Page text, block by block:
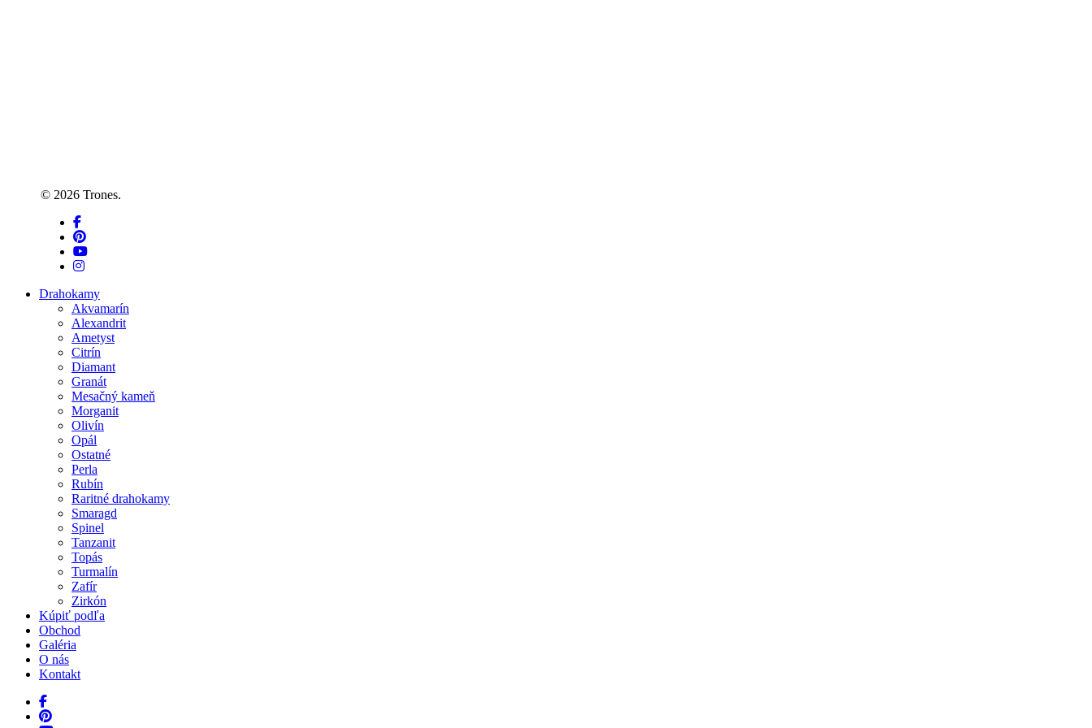
© 2026 Trones.
facebook
pinterest
youtube
instagram
Close
Drahokamy
Akvamarín
Alexandrit
Ametyst
Citrín
Diamant
Granát
Mesačný kameň
Morganit
Olivín
Opál
Ostatné
Perla
Rubín
Raritné drahokamy
Smaragd
Spinel
Tanzanit
Topás
Turmalín
Zafír
Zirkón
Kúpiť podľa
Obchod
Galéria
O nás
Kontakt
facebook
pinterest